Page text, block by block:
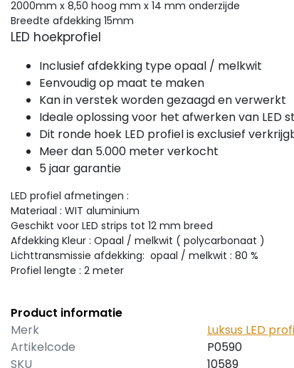
2000mm x 8,50 hoog mm x 14 mm onderzijde
Breedte afdekking 15mm
LED hoekprofiel
Inclusief afdekking type opaal / melkwit
Eenvoudig op maat te maken
Kan in verstek worden gezaagd en verwerkt
Ideale oplossing voor het afwerken van LED
Dit ronde hoek LED profiel is exclusief
Meer dan 5.000 meter verkocht
5 jaar garantie
LED profiel afmetingen :
Materiaal : WIT aluminium
Geschikt voor LED strips tot 12 mm breed
Afdekking Kleur : Opaal / melkwit ( polycarbonaat )
Lichttransmissie afdekking: opaal / melkwit : 80 %
Profiel lengte : 2 meter
Product informatie
Merk
Luksus LED
Artikelcode
P0590
SKU
10589